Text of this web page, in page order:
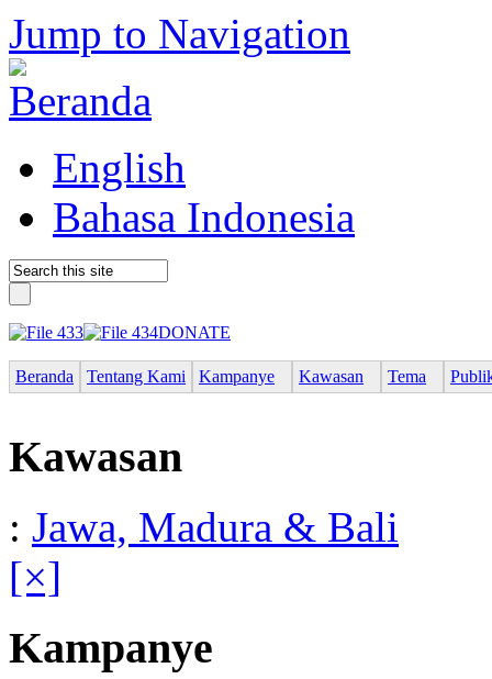
Jump to Navigation
English
Bahasa Indonesia
DONATE
Beranda Tentang Kami Kampanye Kawasan Tema
Kawasan
: Jawa, Madura & Bali
[×]
Kampanye